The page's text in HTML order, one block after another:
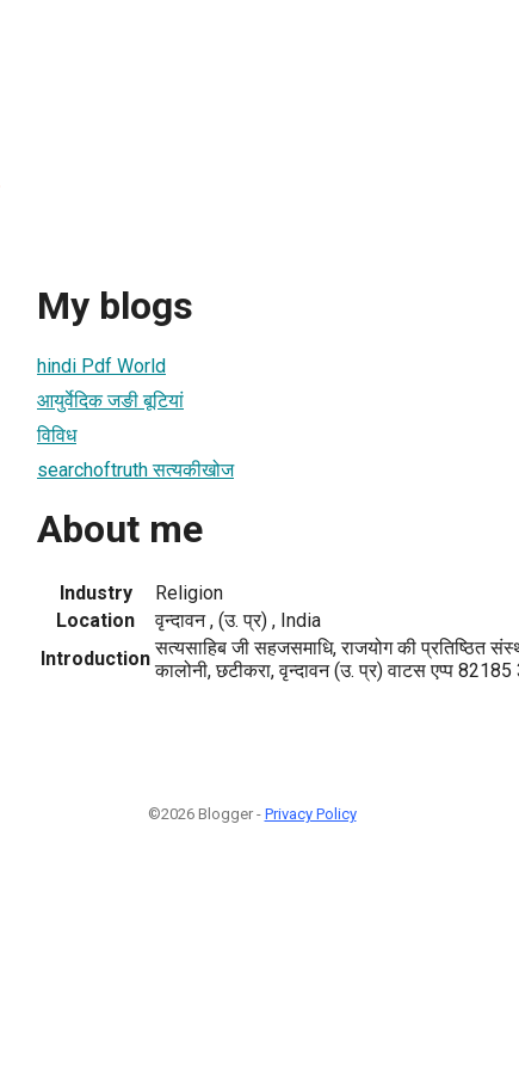
My blogs
hindi Pdf World
आयुर्वेदिक जङी बूटियां
विविध
searchoftruth सत्यकीखोज
About me
Industry
Religion
Location
वृन्दावन , (उ. प्र) , India
Introduction सत्यसाहिब जी सहजसमाधि, राजयोग की प्रतिष्ठित
कालोनी, छटीकरा, वृन्दावन (उ. प्र) वाटस एप्प
©2026 Blogger - Privacy Policy